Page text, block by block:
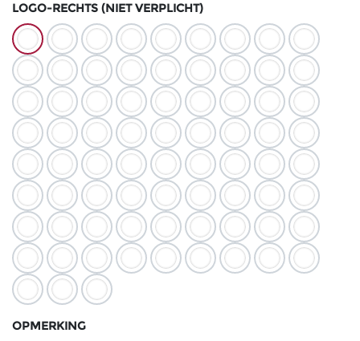
LOGO-RECHTS (NIET VERPLICHT)
OPMERKING